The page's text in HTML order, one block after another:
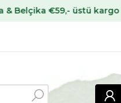
€59,- üstü kargo bedava